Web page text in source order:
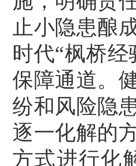
止小隐患酿
时代“枫桥经
保障通道。
纷和风险隐
逐一化解的
方式进行化